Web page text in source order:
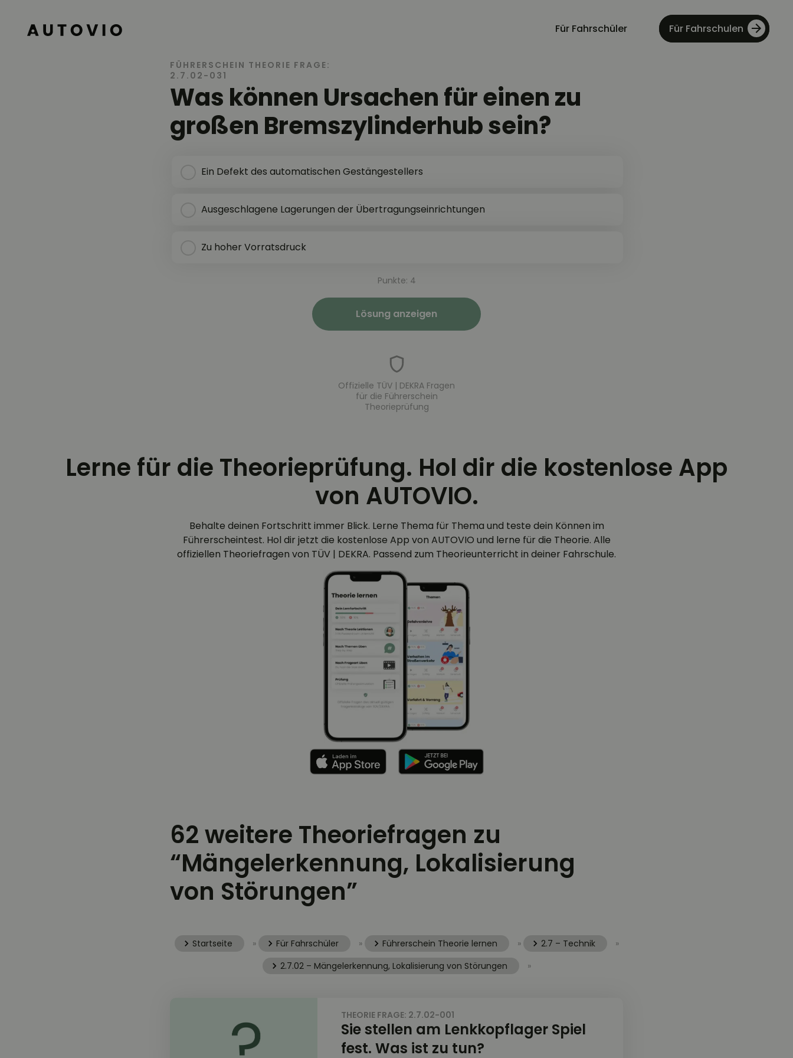
AUTOVIO Für Fahrschüler Für Fahrschulen
Was können Ursachen für einen zu
großen Bremszylinderhub sein?
FÜHRERSCHEIN THEORIE FRAGE:
2.7.02-031
Ein Defekt des automatischen Gestängestellers
Ausgeschlagene Lagerungen der Übertragungseinrichtungen
Zu hoher Vorratsdruck
Punkte: 4
Lösung anzeigen
Offizielle TÜV | DEKRA Fragen
für die Führerschein
Theorieprüfung
Lerne für die Theorieprüfung. Hol dir die kostenlose App
von AUTOVIO.
Behalte deinen Fortschritt immer Blick. Lerne Thema für Thema und teste dein Können im
Führerscheintest. Hol dir jetzt die kostenlose App von AUTOVIO und lerne für die Theorie. Alle
offiziellen Theoriefragen von TÜV | DEKRA. Passend zum Theorieunterricht in deiner Fahrschule.
62 weitere Theoriefragen zu
“Mängelerkennung, Lokalisierung
von Störungen”
Startseite » Für Fahrschüler » Führerschein Theorie lernen » 2.7 – Technik
»
2.7.02 – Mängelerkennung, Lokalisierung von Störungen
»
THEORIE FRAGE: 2.7.02-001
Sie stellen am Lenkkopflager Spiel
fest. Was ist zu tun?